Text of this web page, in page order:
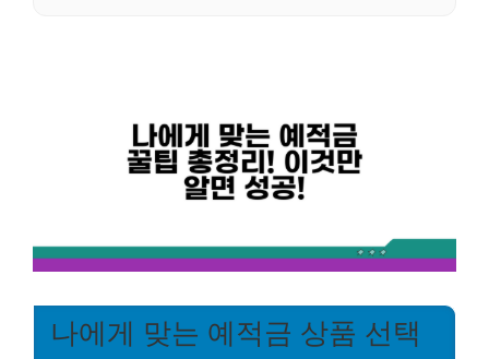
나에게 맞는 예적금 상품 선택